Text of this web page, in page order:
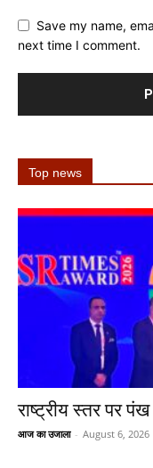
Save my name,
next time I comment.
Top news
राष्ट्रीय स्तर पर
आज का उजाला - August 6, 2026